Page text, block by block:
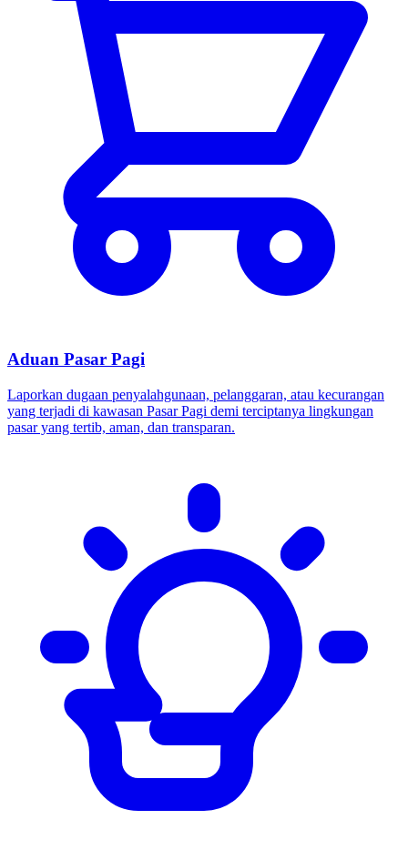
Aduan Pasar Pagi
Laporkan dugaan penyalahgunaan, pelanggaran, atau kecurangan
yang terjadi di kawasan Pasar Pagi demi terciptanya lingkungan
pasar yang tertib, aman, dan transparan.